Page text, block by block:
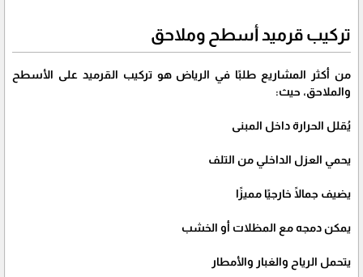
تركيب قرميد أسطح وملاحق
من أكثر المشاريع طلبًا في الرياض هو تركيب القرميد على الأسطح
والملاحق، حيث:
يُقلل الحرارة داخل المبنى
يحمي العزل الداخلي من التلف
يضيف جمالًا خارجيًا مميزًا
يمكن دمجه مع المظلات أو الخشب
يتحمل الرياح والغبار والأمطار